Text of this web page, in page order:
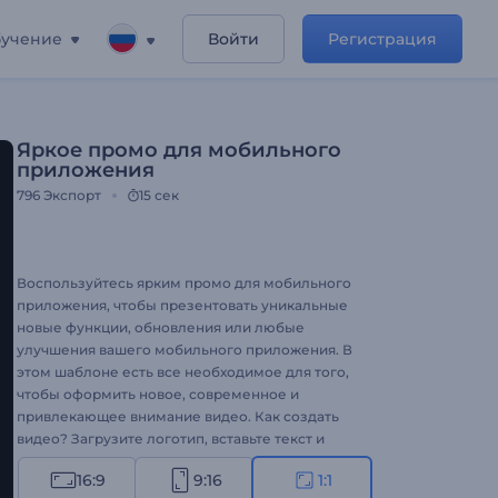
Войти Регистрация
Яркое промо для мобильного
приложения
796 Экспорт 15 сек
Воспользуйтесь ярким промо для мобильного
приложения, чтобы презентовать уникальные
новые функции, обновления или любые
улучшения вашего мобильного приложения. В
этом шаблоне есть все необходимое для того,
чтобы оформить новое, современное и
привлекающее внимание видео. Как создать
видео? Загрузите логотип, вставьте текст и
подождите минуту, чтобы насладиться
результатом. Шаблон идеально подходит для
16:9 9:16 1:1